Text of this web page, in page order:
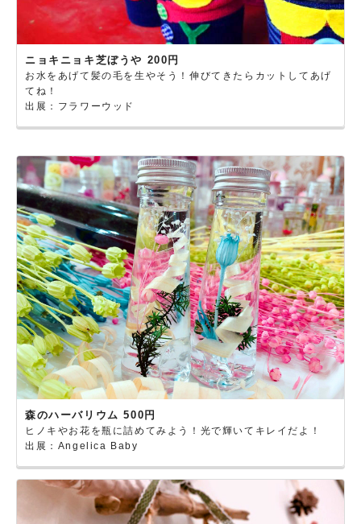
ニョキニョキ芝ぼうや 200円
お水をあげて髪の毛を生やそう！伸びてきたらカットしてあげ
てね！
出展：フラワーウッド
森のハーバリウム 500円
ヒノキやお花を瓶に詰めてみよう！光で輝いてキレイだよ！
出展：Angelica Baby